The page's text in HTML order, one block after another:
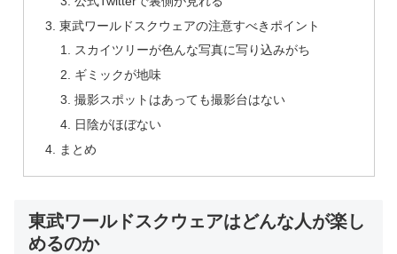
東武ワールドスクウェアの注意すべきポイント
スカイツリーが色んな写真に写り込みがち
ギミックが地味
撮影スポットはあっても撮影台はない
日陰がほぼない
まとめ
東武ワールドスクウェアはどんな人が楽し
めるのか